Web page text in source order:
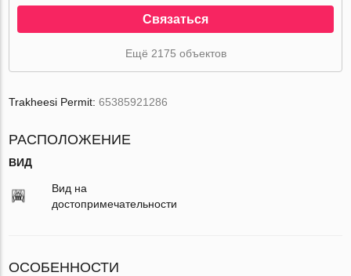
Связаться
Ещё 2175 объектов
Trakheesi Permit:65385921286
РАСПОЛОЖЕНИЕ
ВИД
Вид на
достопримечательности
ОСОБЕННОСТИ